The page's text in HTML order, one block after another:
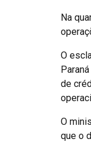
Na
O
de
O
que o